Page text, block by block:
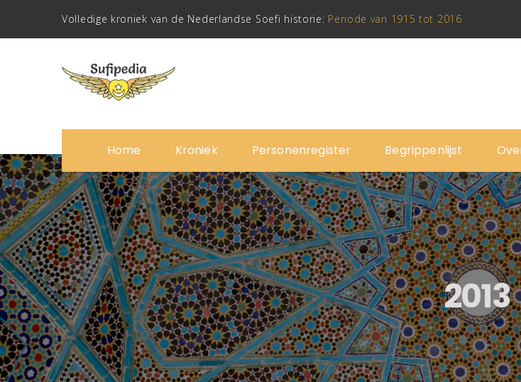
Volledige kroniek van de Nederlandse Soefi historie: Periode van 1915 tot 2016
Home Kroniek Personenregister Begrippenlijst
2013